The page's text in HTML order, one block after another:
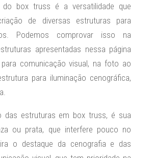
do box truss é a versatilidade que
de diversas estruturas para
Podemos comprovar isso na
apresentadas nessa página
comunicação visual, na foto ao
para iluminação cenográfica,
das estruturas em box truss, é sua
ou prata, que interfere pouco no
o destaque da cenografia e das